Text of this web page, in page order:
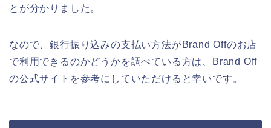
とが分かりました。
なので、銀行振り込みの支払い方法がBrand Offのお店
で利用できるのかどうかを調べている方は、Brand Off
の公式サイトを参考にしていただけると幸いです。